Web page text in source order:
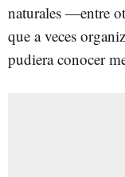
naturales —entre
que a veces
pudiera conocer